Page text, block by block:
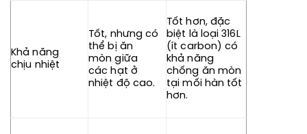
Khả năng
chịu nhiệt
Tốt, nhưng có
thể bị ăn
mòn giữa
các hạt ở
nhiệt độ cao.
Tốt hơn, đặc
biệt là loại 316L
(ít carbon) có
khả năng
chống ăn mòn
tại mối hàn tốt
hơn.